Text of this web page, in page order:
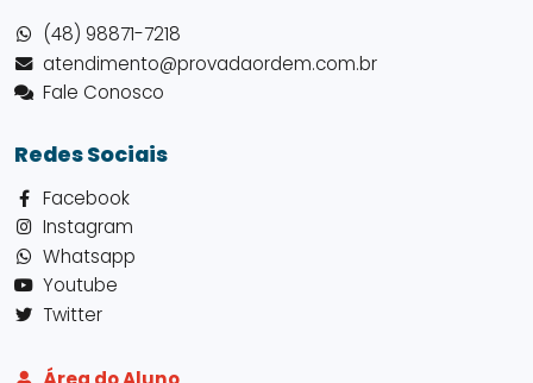
(48) 98871-7218
atendimento@provadaordem.com.br
Fale Conosco
Redes Sociais
Facebook
Instagram
Whatsapp
Youtube
Twitter